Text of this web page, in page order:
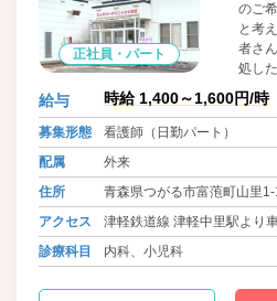
正社員・パート
のご
と考
者さ
処し
希望
りま
視さ
給与 時給 1,400～1,600円/時
募集形態
看護師（日勤パート）
配属
外来
住所
青森県つがる市富萢町山里1-
アクセス
津軽鉄道線 津軽中里駅より
診療科目
内科、小児科